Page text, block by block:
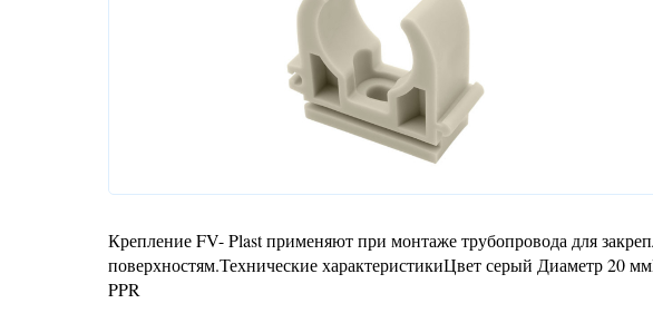
Крепление FV- Plast применяют при монтаже трубопровода для
поверхностям.Технические характеристикиЦвет серый Диаметр 20
PPR